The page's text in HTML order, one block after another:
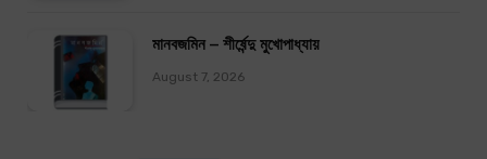
মানবজমিন – শীর্ষেন্দু মুখোপাধ্যায়
August 7, 2026